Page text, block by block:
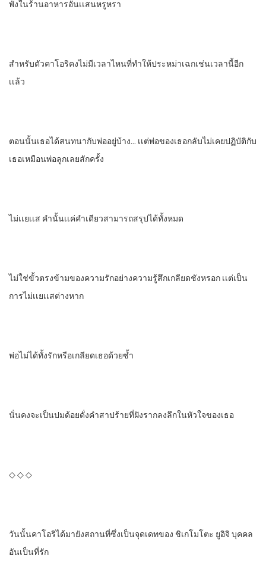
พังในร้านอาหารอันเเสนหรูหรา
สําหรับตัวคาโอริ​คงไม่มีเวลาไหนที่ทําให้ประหม่าเฉกเช่นเวลานี้อีก
เเล้ว
ตอนนั้นเธอ​ได้สนทนากับพ่ออยู่บ้าง… เเต่พ่อของเธอกลับไม่เคยปฏิบัติกับ
เธอเหมือนพ่อลูกเลย​สักครั้ง
ไม่เเยเเส​ คํานั้นเเค่คําเดียวสามารถสรุปได้ทั้งหมด
ไม่ใช่ขั้วตรงข้ามของความรักอย่างความรู้สึกเกลียดชังหรอก​ เเต่เป็น
การไม่เเยเเสต่างหาก
พ่อไม่ได้ทั้งรักหรือเกลียดเธอด้วยซํ้า
นั่นคงจะเป็น​ปมด้อยดั่งคําสาปร้ายที่ฝังรากลงลึกในหัวใจของเธอ
◇ ◇ ◇
วันนั้น​คาโอริ​ได้มายังสถานที่ซึ่งเป็นจุดเดทของ​ ชิเกโมโตะ​ ยูอิจิ​ บุคคล
อันเป็นที่รัก